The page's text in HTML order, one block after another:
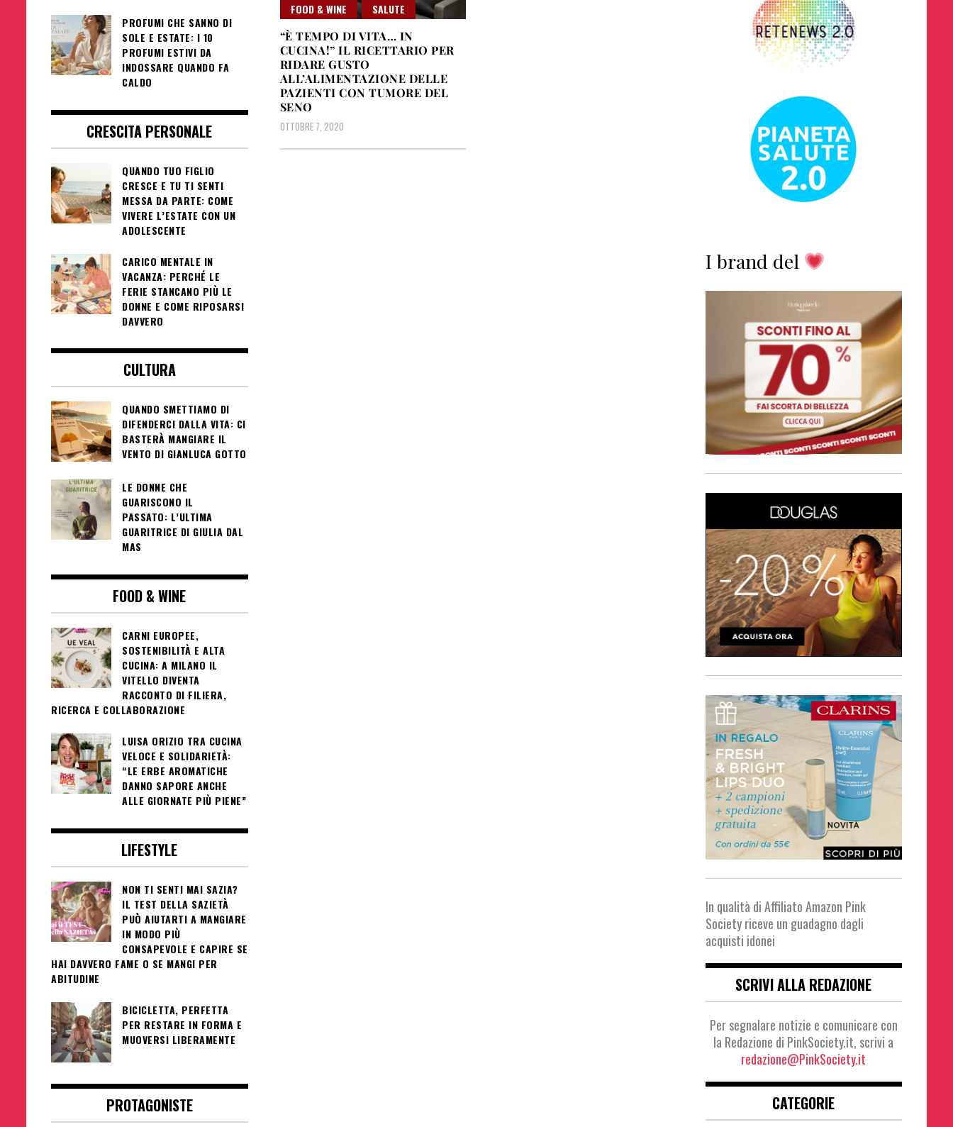
FOOD & WINE
SALUTE
“È TEMPO DI VITA… IN
CUCINA!” IL RICETTARIO PER
RIDARE GUSTO
ALL’ALIMENTAZIONE DELLE
PAZIENTI CON TUMORE DEL
SENO
OTTOBRE 7, 2020
PROFUMI CHE SANNO DI
SOLE E ESTATE: I 10
PROFUMI ESTIVI DA
INDOSSARE QUANDO FA
CALDO
CRESCITA PERSONALE
QUANDO TUO FIGLIO
CRESCE E TU TI SENTI
MESSA DA PARTE: COME
VIVERE L’ESTATE CON UN
ADOLESCENTE
CARICO MENTALE IN
VACANZA: PERCHÉ LE
FERIE STANCANO PIÙ LE
DONNE E COME RIPOSARSI
DAVVERO
CULTURA
QUANDO SMETTIAMO DI
DIFENDERCI DALLA VITA: CI
BASTERÀ MANGIARE IL
VENTO DI GIANLUCA GOTTO
LE DONNE CHE
GUARISCONO IL
PASSATO: L’ULTIMA
GUARITRICE DI GIULIA DAL
MAS
FOOD & WINE
CARNI EUROPEE,
SOSTENIBILITÀ E ALTA
CUCINA: A MILANO IL
VITELLO DIVENTA
RACCONTO DI FILIERA,
RICERCA E COLLABORAZIONE
LUISA ORIZIO TRA CUCINA
VELOCE E SOLIDARIETÀ:
“LE ERBE AROMATICHE
DANNO SAPORE ANCHE
ALLE GIORNATE PIÙ PIENE”
LIFESTYLE
NON TI SENTI MAI SAZIA?
IL TEST DELLA SAZIETÀ
PUÒ AIUTARTI A MANGIARE
IN MODO PIÙ
CONSAPEVOLE E CAPIRE SE
HAI DAVVERO FAME O SE MANGI PER
ABITUDINE
BICICLETTA, PERFETTA
PER RESTARE IN FORMA E
MUOVERSI LIBERAMENTE
PROTAGONISTE
I brand del
In qualità di Affiliato Amazon Pink
Society riceve un guadagno dagli
acquisti idonei
SCRIVI ALLA REDAZIONE
Per segnalare notizie e comunicare con
la Redazione di PinkSociety.it, scrivi a
redazione@PinkSociety.it
CATEGORIE